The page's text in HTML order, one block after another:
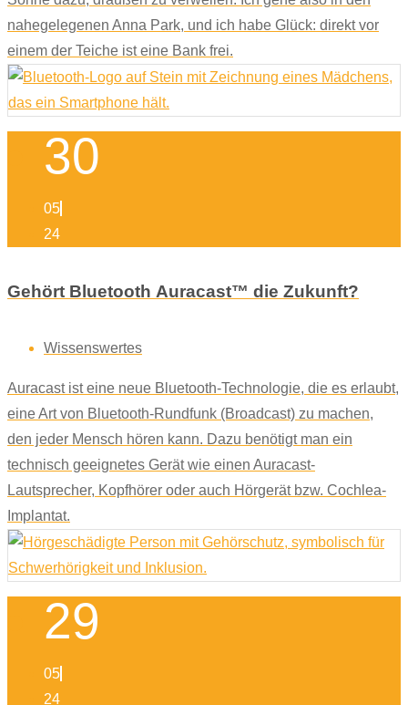
nahegelegenen Anna Park, und ich habe Glück: direkt vor
einem der Teiche ist eine Bank frei.
30
05
24
Gehört Bluetooth Auracast™ die Zukunft?
Wissenswertes
Auracast ist eine neue Bluetooth-Technologie, die es erlaubt,
eine Art von Bluetooth-Rundfunk (Broadcast) zu machen,
den jeder Mensch hören kann. Dazu benötigt man ein
technisch geeignetes Gerät wie einen Auracast-
Lautsprecher, Kopfhörer oder auch Hörgerät bzw. Cochlea-
Implantat.
29
05
24